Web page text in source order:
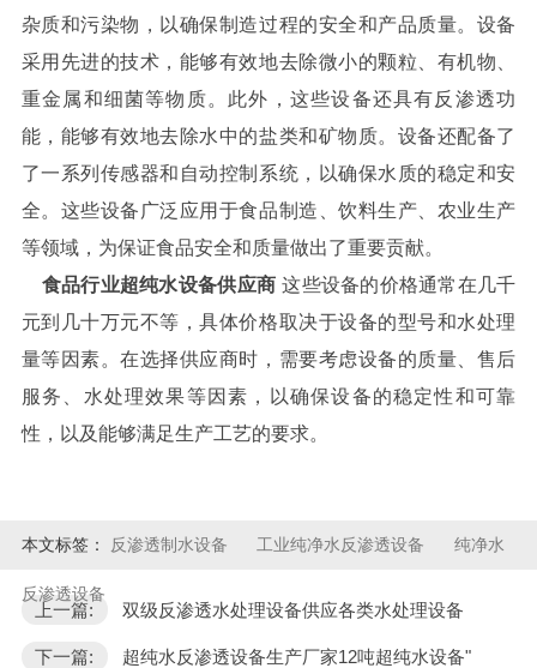
杂质和污染物，以确保制造过程的安全和产品质量。设备
采用先进的技术，能够有效地去除微小的颗粒、有机物、
重金属和细菌等物质。此外，这些设备还具有反渗透功
能，能够有效地去除水中的盐类和矿物质。设备还配备了
了一系列传感器和自动控制系统，以确保水质的稳定和安
全。这些设备广泛应用于食品制造、饮料生产、农业生产
等领域，为保证食品安全和质量做出了重要贡献。
食品行业超纯水设备供应商 这些设备的价格通常在几千
元到几十万元不等，具体价格取决于设备的型号和水处理
量等因素。在选择供应商时，需要考虑设备的质量、售后
服务、水处理效果等因素，以确保设备的稳定性和可靠
性，以及能够满足生产工艺的要求。
本文标签： 反渗透制水设备 工业纯净水反渗透设备 纯净水
反渗透设备
上一篇: 双级反渗透水处理设备供应各类水处理设备
下一篇: 超纯水反渗透设备生产厂家12吨超纯水设备"